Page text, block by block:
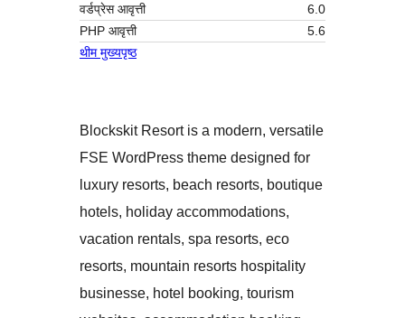
वर्डप्रेस आवृत्ती
6.0
PHP आवृत्ती
5.6
थीम मुख्यपृष्ठ
Blockskit Resort is a modern, versatile
FSE WordPress theme designed for
luxury resorts, beach resorts, boutique
hotels, holiday accommodations,
vacation rentals, spa resorts, eco
resorts, mountain resorts hospitality
businesse, hotel booking, tourism